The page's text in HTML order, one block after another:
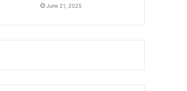
June 21, 2025